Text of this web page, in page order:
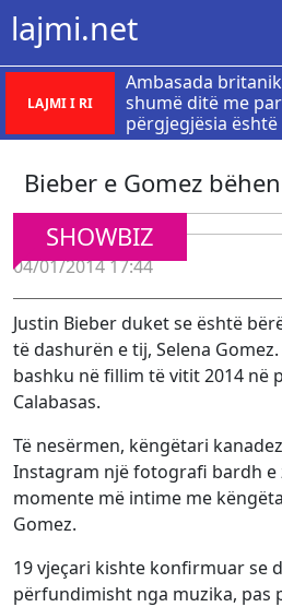
lajmi.net
LAJMI I RI
Ambasada
shumë ditë me
përgjegjësia
Bieber e Gomez
SHOWBIZ
04/01/2014 17:44
Justin Bieber duket se është
të dashurën e tij, Selena
bashku në fillim të vitit 2014 në
Calabasas.
Të nesërmen, këngëtari
Instagram një fotografi bardh e
momente më intime me
Gomez.
19 vjeçari kishte konfirmuar se
përfundimisht nga muzika, pas